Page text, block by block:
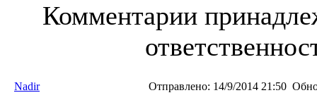
Комментарии
Nadir Отправлено: 14/9/2014 21:50